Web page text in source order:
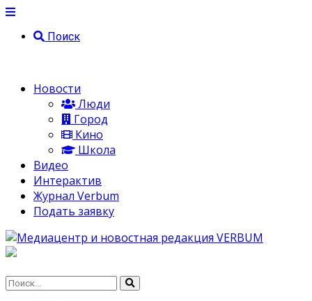
Поиск
Новости
Люди
Город
Кино
Школа
Видео
Интерактив
Журнал Verbum
Подать заявку